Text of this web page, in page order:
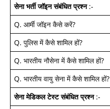
सेना भर्ती जॉइन संबंधित प्रश्न:-
Q. आर्मी जॉइन कैसे करें?
Q. पुलिस में कैसे शामिल हों?
Q. भारतीय नौसेना में कैसे शामिल हों?
Q. भारतीय वायु सेना में कैसे शामिल हों?
सेना मेडिकल टेस्ट संबंधित प्रश्न:-